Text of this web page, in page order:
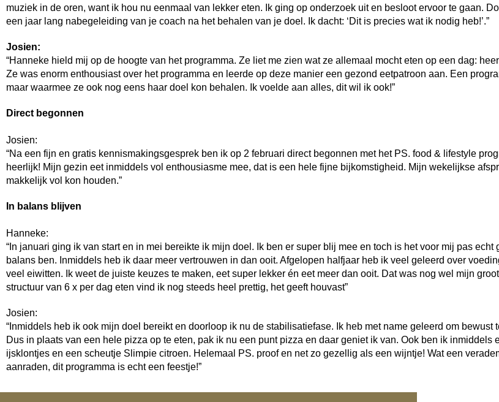
muziek in de oren, want ik hou nu eenmaal van lekker eten. Ik ging op onderzoek uit en besloot ervoor te gaan.
een jaar lang nabegeleiding van je coach na het behalen van je doel. Ik dacht: ‘Dit is precies wat ik nodig heb!’.”
Josien:
“Hanneke hield mij op de hoogte van het programma. Ze liet me zien wat ze allemaal mocht eten op een dag:
Ze was enorm enthousiast over het programma en leerde op deze manier een gezond eetpatroon aan. Een
maar waarmee ze ook nog eens haar doel kon behalen. Ik voelde aan alles, dit wil ik ook!”
Direct begonnen
Josien:
“Na een fijn en gratis kennismakingsgesprek ben ik op 2 februari direct begonnen met het PS. food & lifestyle
heerlijk! Mijn gezin eet inmiddels vol enthousiasme mee, dat is een hele fijne bijkomstigheid. Mijn wekelijkse
makkelijk vol kon houden.”
In balans blijven
Hanneke:
“In januari ging ik van start en in mei bereikte ik mijn doel. Ik ben er super blij mee en toch is het voor mij pas
balans ben. Inmiddels heb ik daar meer vertrouwen in dan ooit. Afgelopen halfjaar heb ik veel geleerd over
veel eiwitten. Ik weet de juiste keuzes te maken, eet super lekker én eet meer dan ooit. Dat was nog wel mijn
structuur van 6 x per dag eten vind ik nog steeds heel prettig, het geeft houvast”
Josien:
“Inmiddels heb ik ook mijn doel bereikt en doorloop ik nu de stabilisatiefase. Ik heb met name geleerd om bewust
Dus in plaats van een hele pizza op te eten, pak ik nu een punt pizza en daar geniet ik van. Ook ben ik inmiddels
ijsklontjes en een scheutje Slimpie citroen. Helemaal PS. proof en net zo gezellig als een wijntje! Wat een
aanraden, dit programma is echt een feestje!”